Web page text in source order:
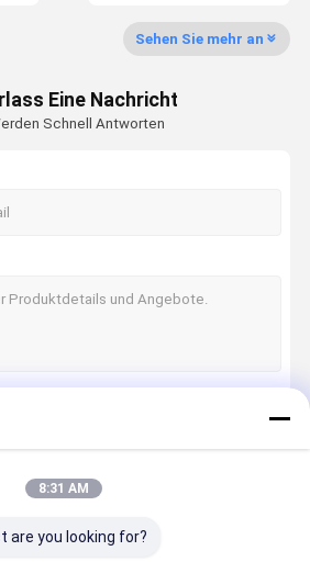
Sehen Sie mehr an
Eine Nachricht
Schnell Antworten
8:31 AM
are you looking for?